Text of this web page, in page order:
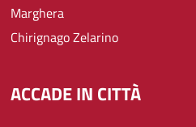
Marghera
Chirignago Zelarino
ACCADE IN CITTÀ